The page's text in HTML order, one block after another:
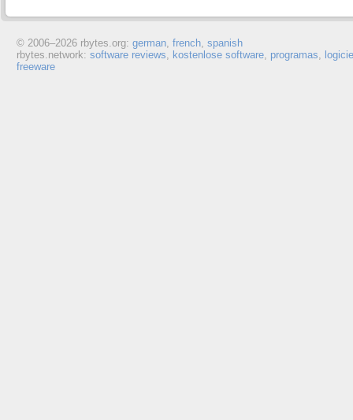
© 2006–2026 rbytes.org: german, french, spanish
rbytes.network: software reviews, kostenlose software, programas,
freeware